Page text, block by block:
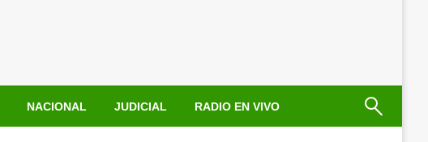
NACIONAL JUDICIAL RADIO EN VIVO